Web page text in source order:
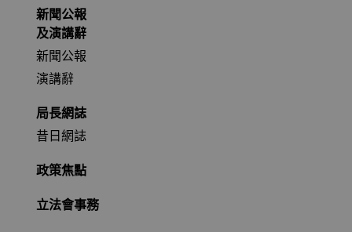
新聞公報
及演講辭
新聞公報
演講辭
局長網誌
昔日網誌
政策焦點
立法會事務